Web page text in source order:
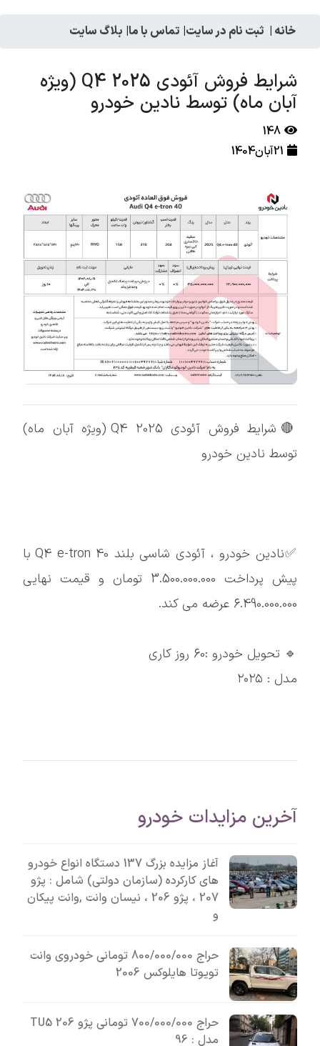
خانه | ثبت نام در سایت| تماس با ما| بلاگ سایت
شرایط فروش آئودی 2025 Q4 (ویژه
آبان ماه) توسط نادین خودرو
148
21آبان1404
🔴شرایط فروش آئودی 2025 Q4 (ویژه آبان ماه)
توسط نادین خودرو
✅نادین خودرو ، آئودی شاسی بلند Q4 e-tron 40 با
پیش پرداخت 3.500.000.000 تومان و قیمت نهایی
6.490.000.000 عرضه می کند.
🔹 تحویل خودرو :60 روز کاری
مدل : ۲۰۲۵
آخرین مزایدات خودرو
آغاز مزایده بزرگ 137 دستگاه انواع خودرو
های کارکرده (سازمان دولتی) شامل : پژو
207 ، پژو 206 ، نیسان وانت ,وانت پیکان
و
حراج 800/000/000 تومانی خودروی وانت
تویوتا هایلوکس 2006
حراج 700/000/000 تومانی پژو 206 TU5
مدل : 96